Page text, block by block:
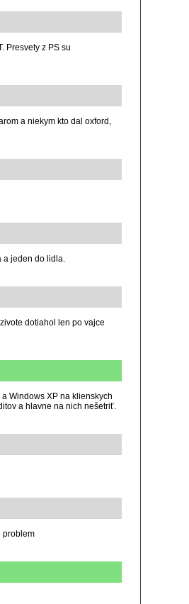
Presvety z PS su
a niekym kto dal oxford,
a jeden do lidla.
dotiahol len po vajce
Windows XP na klienskych
a hlavne na nich nešetriť.
problem